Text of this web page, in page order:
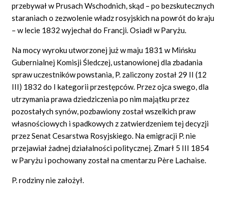
przebywał w Prusach Wschodnich, skąd – po bezskutecznych
staraniach o zezwolenie władz rosyjskich na powrót do kraju
– w lecie 1832 wyjechał do Francji. Osiadł w Paryżu.
Na mocy wyroku utworzonej już w maju 1831 w Mińsku
Gubernialnej Komisji Śledczej, ustanowionej dla zbadania
spraw uczestników powstania, P. zaliczony został 29 II (12
III) 1832 do I kategorii przestępców. Przez ojca swego, dla
utrzymania prawa dziedziczenia po nim majątku przez
pozostałych synów, pozbawiony został wszelkich praw
własnościowych i spadkowych z zatwierdzeniem tej decyzji
przez Senat Cesarstwa Rosyjskiego. Na emigracji P. nie
przejawiał żadnej działalności politycznej. Zmarł 5 III 1854
w Paryżu i pochowany został na cmentarzu Père Lachaise.
P. rodziny nie założył.